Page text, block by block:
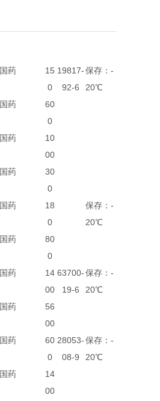
国药
15
0
19817-
92-6
保存：-
20℃
国药
60
0
国药
10
00
国药
30
0
国药
18
0
保存：-
20℃
国药
80
0
国药
14
00
63700-
19-6
保存：-
20℃
国药
56
00
国药
60
0
28053-
08-9
保存：-
20℃
国药
14
00